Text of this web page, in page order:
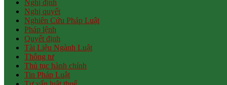
Nghị định
Nghị quyết
Nghiên Cứu Pháp Luật
Pháp lệnh
Quyết định
Tài Liệu Ngành Luật
Thông tư
Thủ tục hành chính
Tin Pháp Luật